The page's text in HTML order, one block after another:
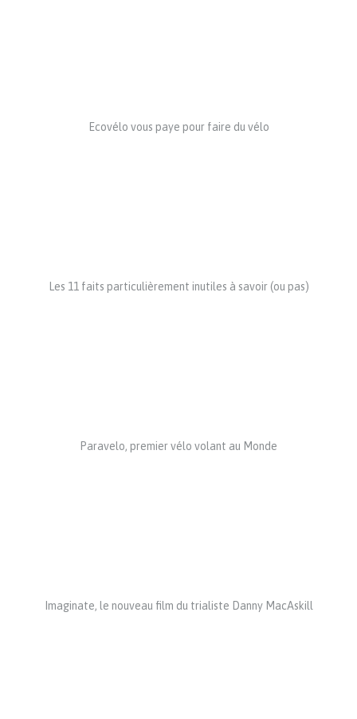
Ecovélo vous paye pour faire du vélo
Les 11 faits particulièrement inutiles à savoir (ou pas)
Paravelo, premier vélo volant au Monde
Imaginate, le nouveau film du trialiste Danny MacAskill